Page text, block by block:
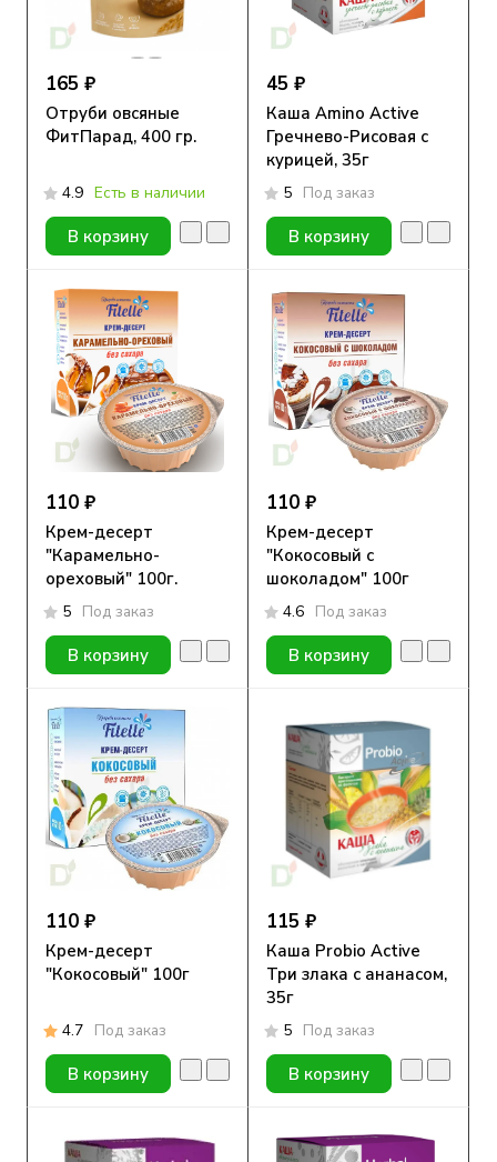
165 ₽
Отруби овсяные
ФитПарад, 400 гр.
4.9 Есть в наличии
В корзину
45 ₽
Каша Amino Active
Гречнево-Рисовая с
курицей, 35г
5 Под заказ
В корзину
110 ₽
Крем-десерт
"Карамельно-
ореховый" 100г.
5 Под заказ
В корзину
110 ₽
Крем-десерт
"Кокосовый с
шоколадом" 100г
4.6 Под заказ
В корзину
110 ₽
Крем-десерт
"Кокосовый" 100г
4.7 Под заказ
В корзину
115 ₽
Каша Probio Active
Три злака с ананасом,
35г
5 Под заказ
В корзину